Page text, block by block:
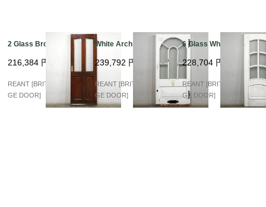
2 Glass Brown
216,384 円
REANT [BRITISH VINTA
GE DOOR]
White Arch Glass
239,792 円
REANT [BRITISH VINTA
GE DOOR]
6 Glass White
228,704 円
REANT [BRITISH VINTA
GE DOOR]